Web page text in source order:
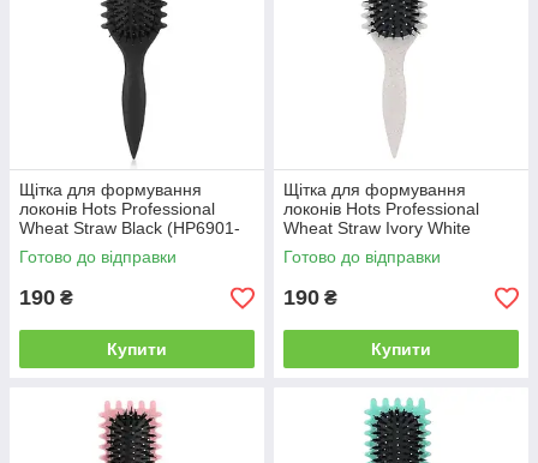
Щітка для формування
локонів Hots Professional
Wheat Straw Black (HP6901-
BK)
Готово до відправки
190 ₴
Купити
Щітка для формування
локонів Hots Professional
Wheat Straw Ivory White
(HP6901-WT)
Готово до відправки
190 ₴
Купити